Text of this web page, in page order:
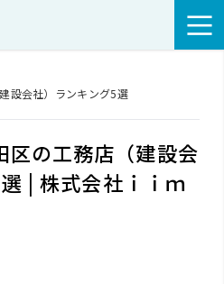
設会社）ランキング5選
区の工務店（建設会
| 株式会社ｉｉｍ